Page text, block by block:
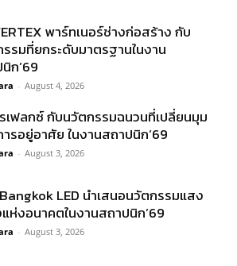
พาร์ทเนอร์ช่างก่อสร้าง กับ
รมที่ยกระดับมาตรฐานในงาน
ก’69
- August 4, 2026
เฟลกซ์ กับนวัตกรรมฉนวนที่เปลี่ยนมุม
รอยู่อาศัย ในงานสถาปนิก’69
- August 3, 2026
LED นำเสนอนวัตกรรมแสง
ห่งอนาคตในงานสถาปนิก’69
- August 3, 2026